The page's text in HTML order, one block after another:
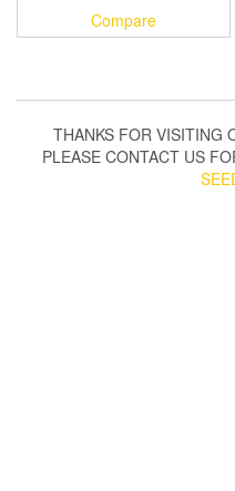
Compare
THANKS FOR VISITING
PLEASE CONTACT US